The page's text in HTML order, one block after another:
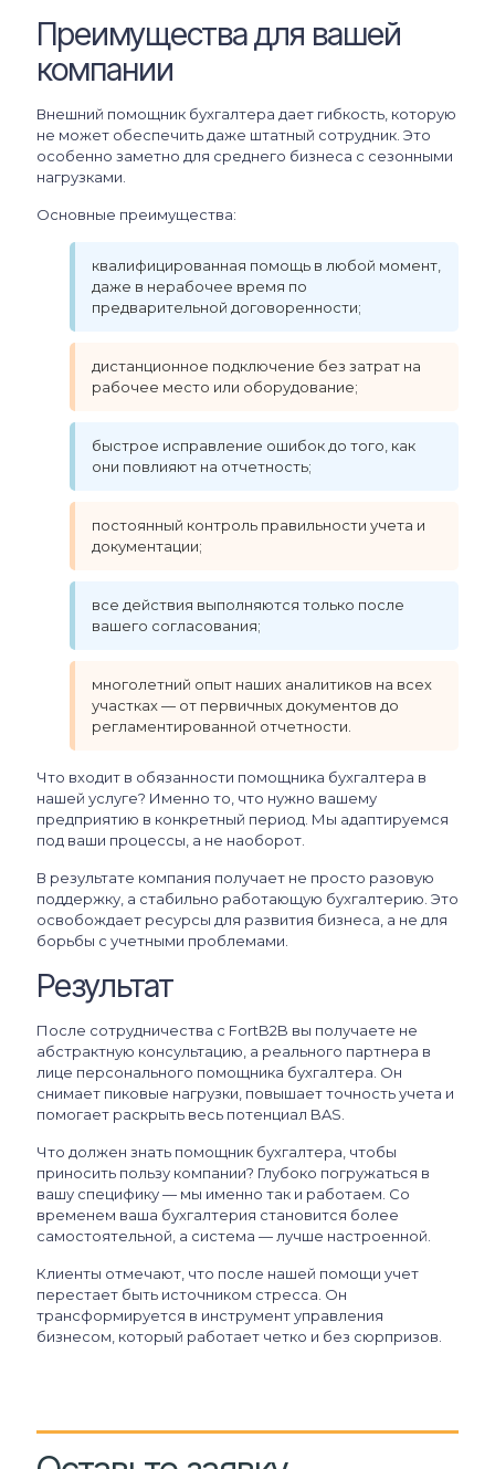
Преимущества для вашей
компании
Внешний помощник бухгалтера дает гибкость, которую
не может обеспечить даже штатный сотрудник. Это
особенно заметно для среднего бизнеса с сезонными
нагрузками.
Основные преимущества:
квалифицированная помощь в любой момент,
даже в нерабочее время по
предварительной договоренности;
дистанционное подключение без затрат на
рабочее место или оборудование;
быстрое исправление ошибок до того, как
они повлияют на отчетность;
постоянный контроль правильности учета и
документации;
все действия выполняются только после
вашего согласования;
многолетний опыт наших аналитиков на всех
участках — от первичных документов до
регламентированной отчетности.
Что входит в обязанности помощника бухгалтера в
нашей услуге? Именно то, что нужно вашему
предприятию в конкретный период. Мы адаптируемся
под ваши процессы, а не наоборот.
В результате компания получает не просто разовую
поддержку, а стабильно работающую бухгалтерию. Это
освобождает ресурсы для развития бизнеса, а не для
борьбы с учетными проблемами.
Результат
После сотрудничества с FortB2B вы получаете не
абстрактную консультацию, а реального партнера в
лице персонального помощника бухгалтера. Он
снимает пиковые нагрузки, повышает точность учета и
помогает раскрыть весь потенциал BAS.
Что должен знать помощник бухгалтера, чтобы
приносить пользу компании? Глубоко погружаться в
вашу специфику — мы именно так и работаем. Со
временем ваша бухгалтерия становится более
самостоятельной, а система — лучше настроенной.
Клиенты отмечают, что после нашей помощи учет
перестает быть источником стресса. Он
трансформируется в инструмент управления
бизнесом, который работает четко и без сюрпризов.